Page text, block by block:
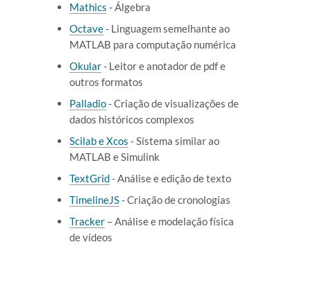
Mathics - Álgebra
Octave- Linguagem semelhante ao
MATLAB para computação numérica
Okular- Leitor e anotador de pdf e
outros formatos
Palladio- Criação de visualizações de
dados históricos complexos
Scilab e Xcos - Sistema similar ao
MATLAB e Simulink
TextGrid- Análise e edição de texto
TimelineJS- Criação de cronologias
Tracker – Análise e modelação física
de vídeos